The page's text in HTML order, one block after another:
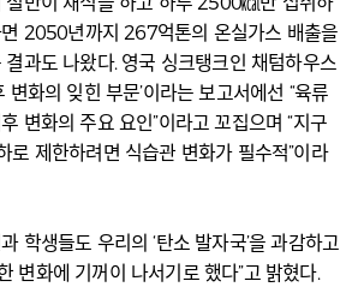
2050년까지 267억톤의 온실가스 배출을
과도 나왔다. 영국 싱크탱크인 채텀하우스
변화의 잊힌 부문’이라는 보고서에선 “육류
변화의 주요 요인”이라고 꼬집으며 “지구
로 제한하려면 식습관 변화가 필수적”이라
학생들도 우리의 ‘탄소 발자국’을 과감하고
변화에 기꺼이 나서기로 했다”고 밝혔다.